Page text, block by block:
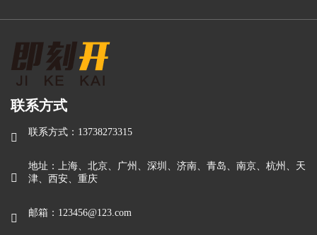
联系方式
 联系方式：13738273315

地址：上海、北京、广州、深圳、济南、青岛、南京、杭州、天
津、西安、重庆
 邮箱：123456@123.com